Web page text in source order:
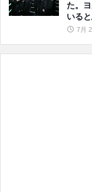
た。
いると
7月